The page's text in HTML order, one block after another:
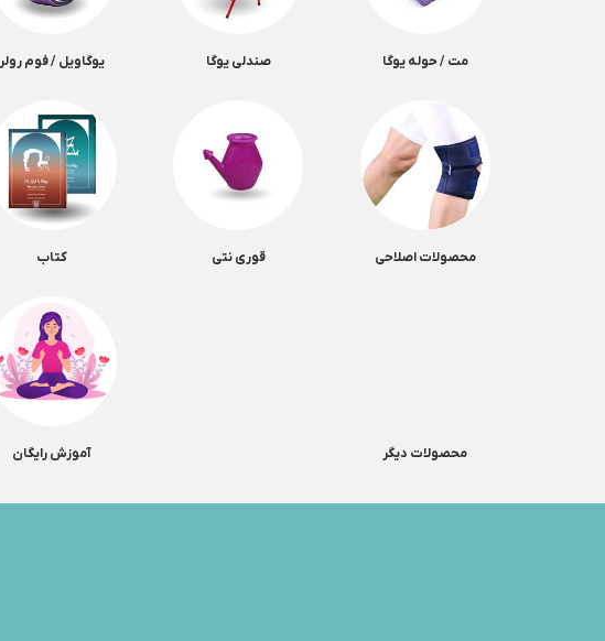
مت / حوله یوگا صندلی یوگا یوگاویل / فوم رولر
محصولات اصلاحی قوری نتی کتاب
محصولات دیگر آموزش رایگان